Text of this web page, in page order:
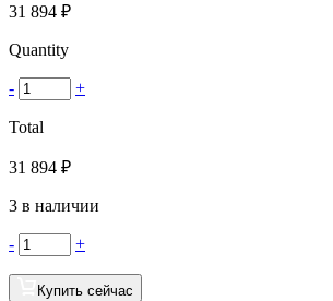
31 894 ₽
Quantity
- +
Total
31 894 ₽
3 в наличии
- +
Купить сейчас